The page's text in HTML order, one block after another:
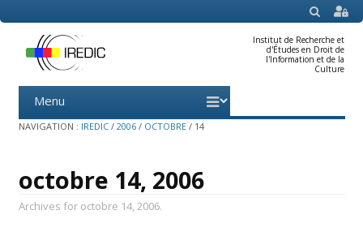
SEARCH
Institut de Recherche et
d'Études en Droit de
l'Information et de la
Culture
Menu
content
NAVIGATION : IREDIC / 2006 / OCTOBRE / 14
octobre 14, 2006
Archives for octobre 14, 2006.